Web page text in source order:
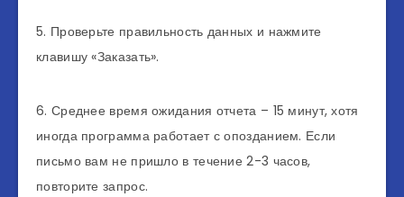
5. Проверьте правильность данных и нажмите
клавишу «Заказать».
6. Среднее время ожидания отчета – 15 минут, хотя
иногда программа работает с опозданием. Если
письмо вам не пришло в течение 2-3 часов,
повторите запрос.